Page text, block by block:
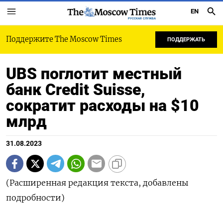
РУССКАЯ СЛУЖБА
EN
Поддержите The Moscow Times ПОДДЕРЖАТЬ
UBS поглотит местный
банк Credit Suisse,
сократит расходы на $10
млрд
31.08.2023
(Расширенная редакция текста, добавлены
подробности)